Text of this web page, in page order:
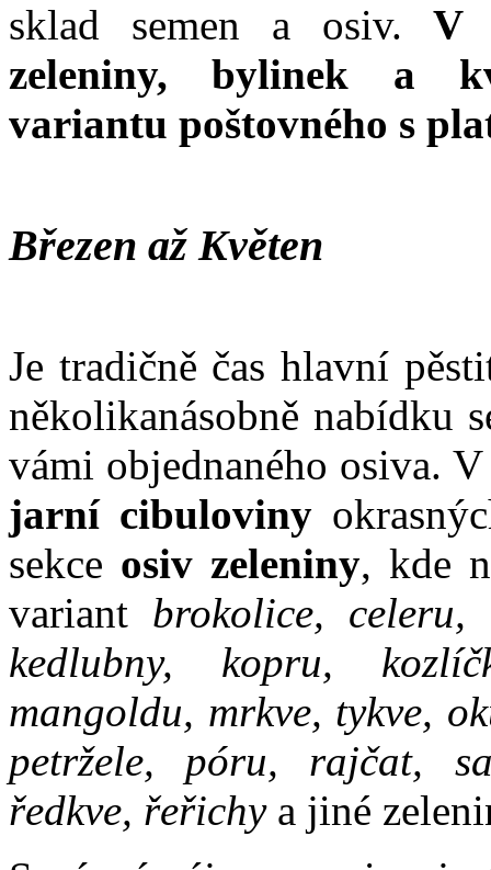
sklad semen a osiv. V
zeleniny, bylinek a
variantu poštovného s
Březen až Květen
Je tradičně čas hlavní
několikanásobně nabídku
vámi objednaného osiva.
jarní cibuloviny
sekce osiv zeleniny, kde
variant brokolice, celeru,
kedlubny, kopru,
mangoldu, mrkve, tykve,
petržele, póru, rajčat,
ředkve, řeřichya jiné